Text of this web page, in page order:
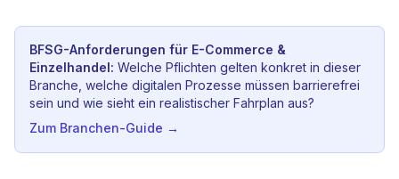
BFSG-Anforderungen für E-Commerce &
Einzelhandel: Welche Pflichten gelten konkret in dieser
Branche, welche digitalen Prozesse müssen barrierefrei
sein und wie sieht ein realistischer Fahrplan aus?
Zum Branchen-Guide →